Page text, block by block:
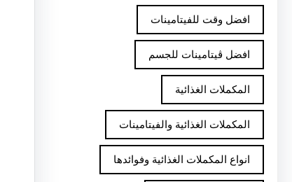
افضل وقت للفيتامينات
افضل ڤيتامينات للجسم
المكملات الغذائية
المكملات الغذائية والفيتامينات
انواع المكملات الغذائية وفوائدها